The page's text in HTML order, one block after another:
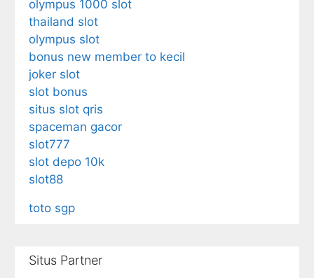
olympus 1000 slot
thailand slot
olympus slot
bonus new member to kecil
joker slot
slot bonus
situs slot qris
spaceman gacor
slot777
slot depo 10k
slot88
toto sgp
Situs Partner